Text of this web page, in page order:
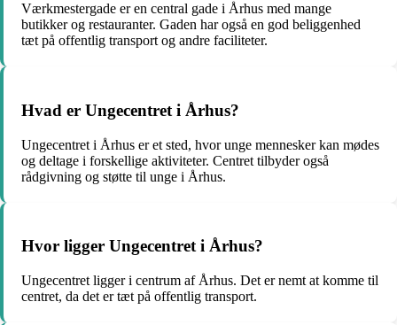
Værkmestergade er en central gade i Århus med mange
butikker og restauranter. Gaden har også en god beliggenhed
tæt på offentlig transport og andre faciliteter.
Hvad er Ungecentret i Århus?
Ungecentret i Århus er et sted, hvor unge mennesker kan mødes
og deltage i forskellige aktiviteter. Centret tilbyder også
rådgivning og støtte til unge i Århus.
Hvor ligger Ungecentret i Århus?
Ungecentret ligger i centrum af Århus. Det er nemt at komme til
centret, da det er tæt på offentlig transport.